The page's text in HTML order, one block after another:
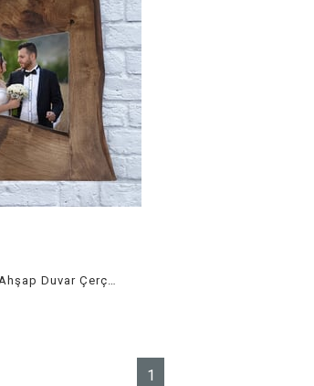
Markakanvas Doğal Ahşap Duvar Çerçeve Tablo
1